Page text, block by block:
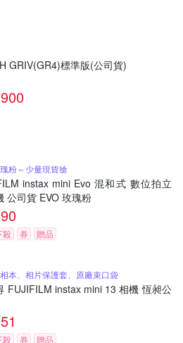
GRIV(GR4)標準版(公司貨)
粉～少量現貨搶
instax mini Evo 混和式 數位拍立
公司貨 EVO 玫瑰粉
殺 券 贈品
本、相片保護套、原廠束口袋
FUJIFILM instax mini 13 相機 恆昶公
殺 券 贈品